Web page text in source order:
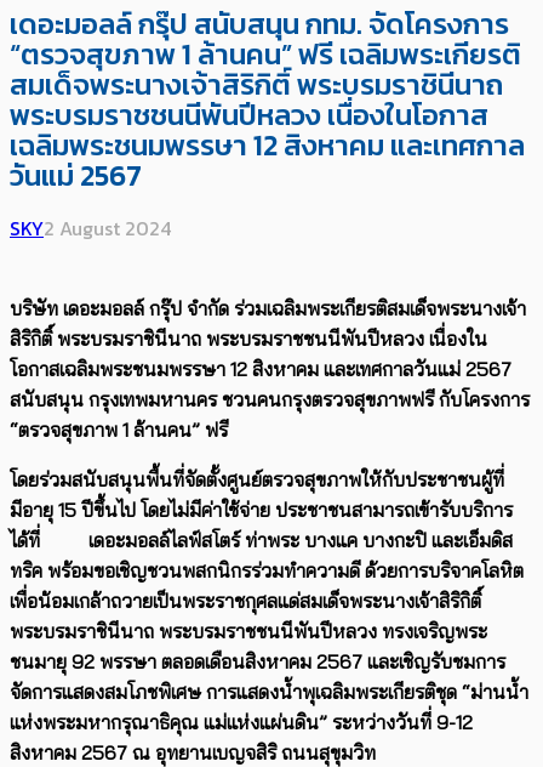
เดอะมอลล์ กรุ๊ป สนับสนุน กทม. จัดโครงการ
“ตรวจสุขภาพ 1 ล้านคน” ฟรี ​เฉลิมพระเกียรติ
สมเด็จพระนางเจ้าสิริกิติ์ พระบรมราชินีนาถ
พระบรมราชชนนีพันปีหลวง เนื่องในโอกาส
เฉลิมพระชนมพรรษา 12 สิงหาคม และเทศกาล
วันแม่ 2567
SKY2 August 2024
บริษัท เดอะมอลล์ กรุ๊ป จำกัด ร่วมเฉลิมพระเกียรติสมเด็จพระนางเจ้า
สิริกิติ์ พระบรมราชินีนาถ พระบรมราชชนนีพันปีหลวง เนื่องใน
โอกาสเฉลิมพระชนมพรรษา 12 สิงหาคม และเทศกาลวันแม่ 2567
สนับสนุน กรุงเทพมหานคร ชวนคนกรุงตรวจสุขภาพฟรี กับโครงการ
“ตรวจสุขภาพ 1 ล้านคน” ฟรี
โดยร่วมสนับสนุนพื้นที่จัดตั้งศูนย์ตรวจสุขภาพให้กับประชาชนผู้ที่
มีอายุ 15 ปีขึ้นไป โดยไม่มีค่าใช้จ่าย ประชาชนสามารถเข้ารับบริการ
ได้ที่ เดอะมอลล์ไลฟ์สโตร์ ท่าพระ บางแค บางกะปิ และเอ็มดิส
ทริค พร้อมขอเชิญชวนพสกนิกรร่วมทำความดี ด้วยการบริจาคโลหิต
เพื่อน้อมเกล้าถวายเป็นพระราชกุศลแด่สมเด็จพระนางเจ้าสิริกิติ์
พระบรมราชินีนาถ พระบรมราชชนนีพันปีหลวง ทรงเจริญพระ
ชนมายุ 92 พรรษา ตลอดเดือนสิงหาคม 2567 และเชิญรับชมการ
จัดการแสดงสมโภชพิเศษ การแสดงน้ำพุเฉลิมพระเกียรติชุด “ม่านน้ำ
แห่งพระมหากรุณาธิคุณ แม่แห่งแผ่นดิน” ระหว่างวันที่ 9-12
สิงหาคม 2567 ณ อุทยานเบญจสิริ ถนนสุขุมวิท